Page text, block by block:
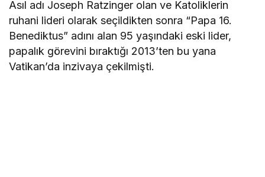
Asıl adı Joseph Ratzinger olan ve Katoliklerin
ruhani lideri olarak seçildikten sonra “Papa 16.
Benediktus” adını alan 95 yaşındaki eski lider,
papalık görevini bıraktığı 2013’ten bu yana
Vatikan’da inzivaya çekilmişti.